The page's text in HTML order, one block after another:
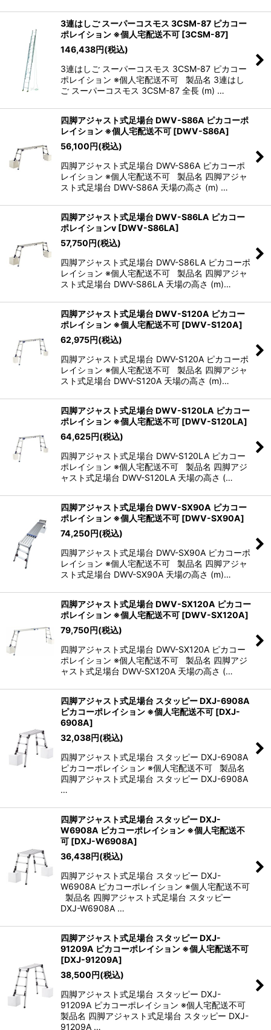
3連はしご スーパーコスモス 3CSM-87 ピカコー
ポレイション ※個人宅配送不可 [3CSM-87]
146,438円(税込)
3連はしご スーパーコスモス 3CSM-87 ピカコー
ポレイション ※個人宅配送不可 製品名 3連はし
ご スーパーコスモス 3CSM-87 全長 (m) …
四脚アジャスト式足場台 DWV-S86A ピカコーポ
レイション ※個人宅配送不可 [DWV-S86A]
56,100円(税込)
四脚アジャスト式足場台 DWV-S86A ピカコーポ
レイション ※個人宅配送不可 製品名 四脚アジャ
スト式足場台 DWV-S86A 天場の高さ (m) …
四脚アジャスト式足場台 DWV-S86LA ピカコー
ポレイションv [DWV-S86LA]
57,750円(税込)
四脚アジャスト式足場台 DWV-S86LA ピカコーポ
レイション ※個人宅配送不可 製品名 四脚アジャ
スト式足場台 DWV-S86LA 天場の高さ (m)…
四脚アジャスト式足場台 DWV-S120A ピカコー
ポレイション ※個人宅配送不可 [DWV-S120A]
62,975円(税込)
四脚アジャスト式足場台 DWV-S120A ピカコーポ
レイション ※個人宅配送不可 製品名 四脚アジャ
スト式足場台 DWV-S120A 天場の高さ (m)…
四脚アジャスト式足場台 DWV-S120LA ピカコー
ポレイション ※個人宅配送不可 [DWV-S120LA]
64,625円(税込)
四脚アジャスト式足場台 DWV-S120LA ピカコー
ポレイション ※個人宅配送不可 製品名 四脚アジ
ャスト式足場台 DWV-S120LA 天場の高さ (…
四脚アジャスト式足場台 DWV-SX90A ピカコー
ポレイション ※個人宅配送不可 [DWV-SX90A]
74,250円(税込)
四脚アジャスト式足場台 DWV-SX90A ピカコーポ
レイション ※個人宅配送不可 製品名 四脚アジャ
スト式足場台 DWV-SX90A 天場の高さ (m)…
四脚アジャスト式足場台 DWV-SX120A ピカコー
ポレイション ※個人宅配送不可 [DWV-SX120A]
79,750円(税込)
四脚アジャスト式足場台 DWV-SX120A ピカコー
ポレイション ※個人宅配送不可 製品名 四脚アジ
ャスト式足場台 DWV-SX120A 天場の高さ (…
四脚アジャスト式足場台 スタッピー DXJ-6908A
ピカコーポレイション ※個人宅配送不可 [DXJ-
6908A]
32,038円(税込)
四脚アジャスト式足場台 スタッピー DXJ-6908A
ピカコーポレイション ※個人宅配送不可 製品名
四脚アジャスト式足場台 スタッピー DXJ-6908A
…
四脚アジャスト式足場台 スタッピー DXJ-
W6908A ピカコーポレイション ※個人宅配送不
可 [DXJ-W6908A]
36,438円(税込)
四脚アジャスト式足場台 スタッピー DXJ-
W6908A ピカコーポレイション ※個人宅配送不可
製品名 四脚アジャスト式足場台 スタッピー
DXJ-W6908A …
四脚アジャスト式足場台 スタッピー DXJ-
91209A ピカコーポレイション ※個人宅配送不可
[DXJ-91209A]
38,500円(税込)
四脚アジャスト式足場台 スタッピー DXJ-
91209A ピカコーポレイション ※個人宅配送不可
製品名 四脚アジャスト式足場台 スタッピー DXJ-
91209A …